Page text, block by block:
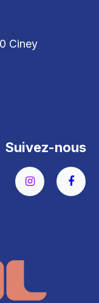
Ciney
Suivez-nous